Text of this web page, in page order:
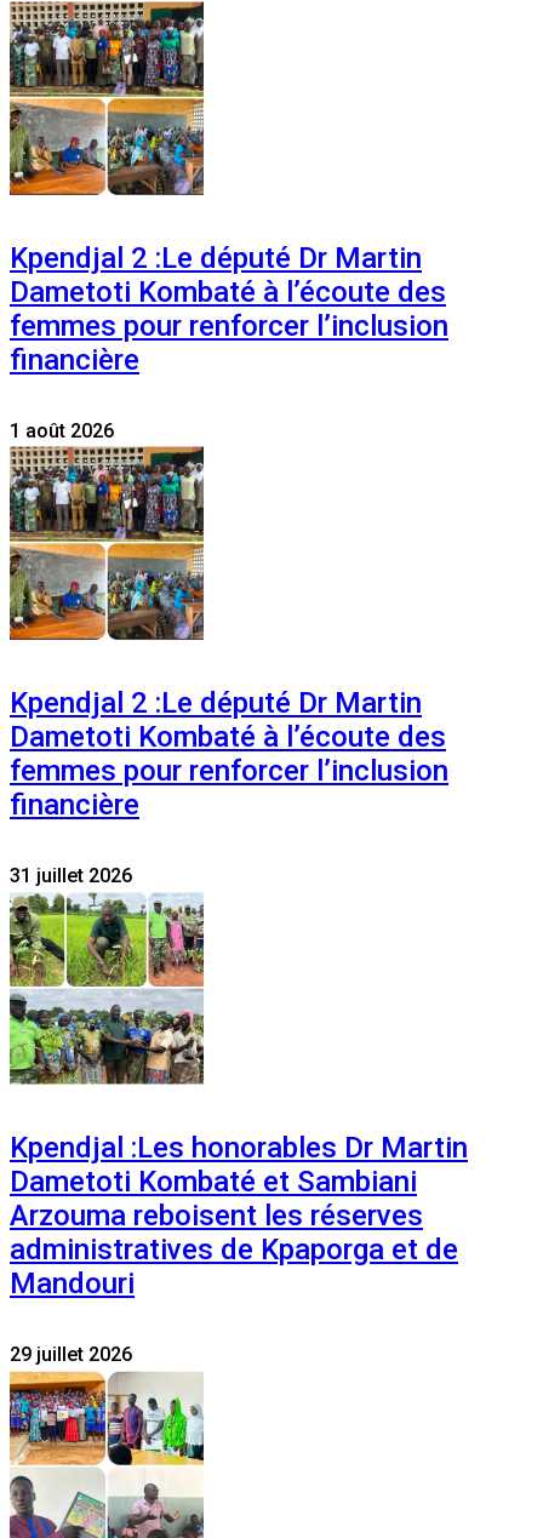
Kpendjal 2 :Le député Dr Martin
Dametoti Kombaté à l’écoute des
femmes pour renforcer l’inclusion
financière
1 août 2026
Kpendjal 2 :Le député Dr Martin
Dametoti Kombaté à l’écoute des
femmes pour renforcer l’inclusion
financière
31 juillet 2026
Kpendjal :Les honorables Dr Martin
Dametoti Kombaté et Sambiani
Arzouma reboisent les réserves
administratives de Kpaporga et de
Mandouri
29 juillet 2026